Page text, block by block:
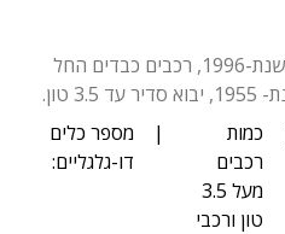
*המידע מתייחס לרכבים החל משנת-1996, רכבים כבדים החל
כמות
רכבים
מעל 3.5
טון ורכבי
|
מספר כלים
דו-גלגליים: